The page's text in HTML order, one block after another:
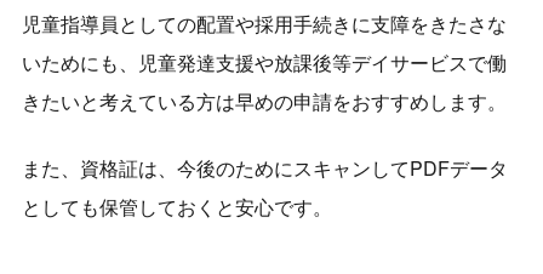
児童指導員としての配置や採用手続きに支障をきたさな
いためにも、児童発達支援や放課後等デイサービスで働
きたいと考えている方は早めの申請をおすすめします。
また、資格証は、今後のためにスキャンしてPDFデータ
としても保管しておくと安心です。